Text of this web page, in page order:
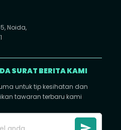
Noida,
SURAT BERITA KAMI
untuk tip kesihatan dan
tawaran terbaru kami